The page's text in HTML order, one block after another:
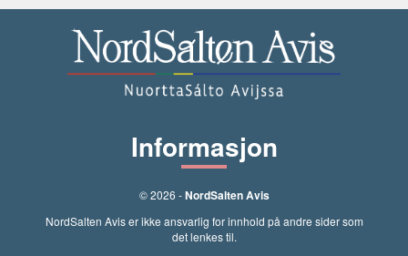
Informasjon
© 2026 -NordSalten Avis
NordSalten Avis er ikke ansvarlig for innhold på andre sider som
det lenkes til.